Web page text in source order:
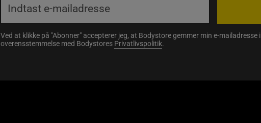
Ved at klikke på "Abonner" accepterer jeg, at Bodystore gemmer min e-mailadresse i
overensstemmelse med Bodystores Privatlivspolitik.